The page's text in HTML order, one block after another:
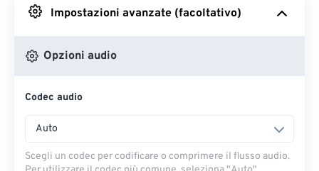
Da Google Drive
Impostazioni avanzate (facoltativo)
Opzioni audio
Codec audio
Auto
Scegli un codec per codificare o comprimere il flusso audio.